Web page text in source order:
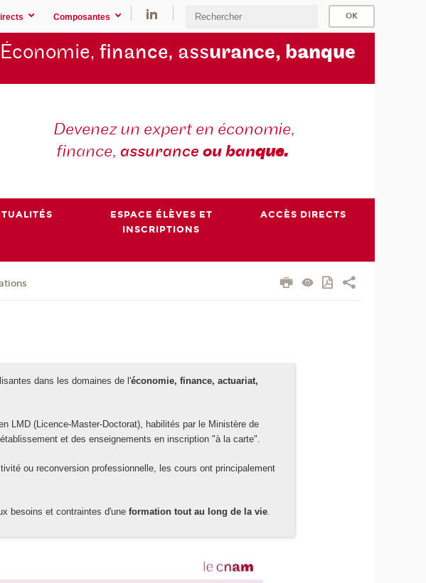
Composantes
Économie, finance, assurance, banque
Devenez un expert en économie,
finance, assurance ou banque.
ESPACE ÉLÈVES ET
INSCRIPTIONS
ACCÈS DIRECTS
dans les domaines de l'économie, finance, actuariat,
LMD (Licence-Master-Doctorat), habilités par le Ministère de
et des enseignements en inscription "à la carte".
ou reconversion professionnelle, les cours ont principalement
besoins et contraintes d'uneformation tout au long de la vie.